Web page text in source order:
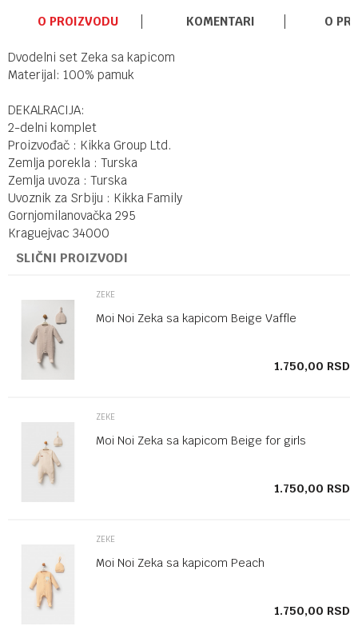
O PROIZVODU KOMENTARI O
Dvodelni set Zeka sa kapicom
Materijal: 100% pamuk
DEKALRACIJA:
2-delni komplet
Proizvođač : Kikka Group Ltd.
Zemlja porekla : Turska
Zemlja uvoza : Turska
Uvoznik za Srbiju : Kikka Family
Gornjomilanovačka 295
Kraguejvac 34000
SLIČNI PROIZVODI
ZEKE
Moi Noi Zeka sa kapicom Beige Vaffle
1.750,00 RSD
ZEKE
Moi Noi Zeka sa kapicom Beige for girls
1.750,00 RSD
ZEKE
Moi Noi Zeka sa kapicom Peach
1.750,00 RSD